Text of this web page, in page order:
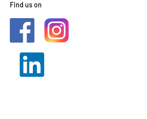
Find us on